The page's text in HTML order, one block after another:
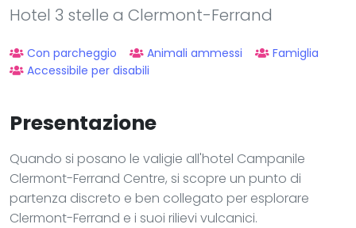
Hotel 3 stelle a Clermont-Ferrand
Con parcheggio Animali ammessi
Famiglia
Accessibile per disabili
Presentazione
Quando si posano le valigie all'hotel Campanile
Clermont-Ferrand Centre, si scopre un punto di
partenza discreto e ben collegato per esplorare
Clermont-Ferrand e i suoi rilievi vulcanici.